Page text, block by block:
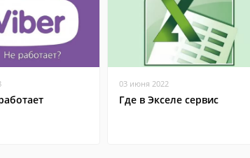
03 июня 2022
Где в Экселе сервис